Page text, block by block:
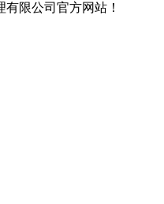
限公司官方网站！